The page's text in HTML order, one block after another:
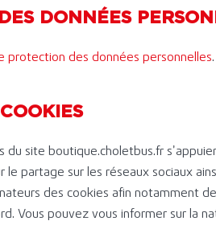
DONNÉES
protection des données personnelles.
du site boutique.choletbus.fr
partage sur les réseaux sociaux
des cookies afin notamment
Vous pouvez vous informer sur la